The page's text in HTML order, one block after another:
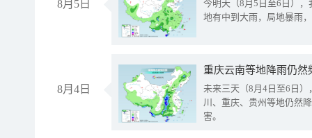
8月5日
今明天（8月5日至6日）
地有中到大雨，局地暴雨
8月4日
重庆云南等地降雨仍然
未来三天（8月4日至6日
川、重庆、贵州等地仍然
害。